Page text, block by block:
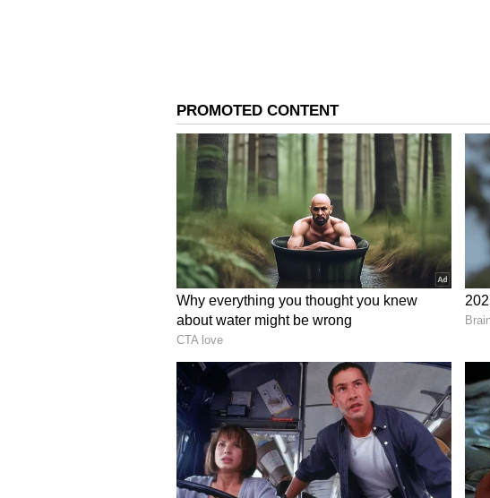
Image Credit : Youtube Print Shot/UV Creations
விஸ்வம்பரா
இதற்கிடையில், நீண்ட காலமாக
திரைப்படமும் அக்டோபர் 16-ஆம் தேதி
வட்டாரங்களில் தகவல்கள்
காரணமாக தாமதமான இந்த படம்,
தெரியவந்துள்ளது. எனினும், படத்தின்
தயாரிப்பாளர்கள் தரப்பில் இதுவரை
வெளியாகவில்லை.